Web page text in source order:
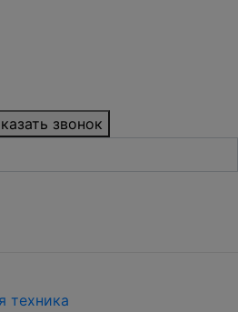
звонок
техника